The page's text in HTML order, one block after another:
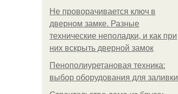
Не проворачивается ключ в
дверном замке. Разные
технические неполадки, и как при
них вскрыть дверной замок
Пенополиуретановая техника:
выбор оборудования для заливки